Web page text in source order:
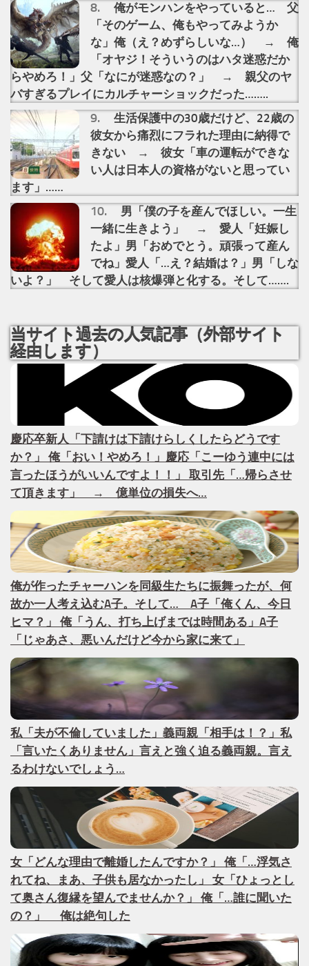
俺がモンハンをやっていると… 父
「そのゲーム、俺もやってみようか
な」俺（え？めずらしいな…） → 俺
「オヤジ！そういうのはハタ迷惑だか
らやめろ！」父「なにが迷惑なの？」 → 親父のヤ
バすぎるプレイにカルチャーショックだった……..
生活保護中の30歳だけど、22歳の
彼女から痛烈にフラれた理由に納得で
きない → 彼女「車の運転ができな
い人は日本人の資格がないと思ってい
ます」……
男「僕の子を産んでほしい。一生
一緒に生きよう」 → 愛人「妊娠し
たよ」男「おめでとう。頑張って産ん
でね」愛人「…え？結婚は？」男「しな
いよ？」 そして愛人は核爆弾と化する。そして…….
当サイト過去の人気記事（外部サイト
経由します）
慶応卒新人「下請けは下請けらしくしたらどうです
か？」 俺「おい！やめろ！」慶応「こーゆう連中には
言ったほうがいいんですよ！！」 取引先「…帰らさせ
て頂きます」 → 億単位の損失へ…
俺が作ったチャーハンを同級生たちに振舞ったが、何
故か一人考え込むA子。そして… A子「俺くん、今日
ヒマ？」 俺「うん、打ち上げまでは時間ある」A子
「じゃあさ、悪いんだけど今から家に来て」
私「夫が不倫していました」義両親「相手は！？」私
「言いたくありません」言えと強く迫る義両親。言え
るわけないでしょう…
女「どんな理由で離婚したんですか？」 俺「…浮気さ
れてね、まあ、子供も居なかったし」 女「ひょっとし
て奥さん復縁を望んでませんか？」 俺「…誰に聞いた
の？」 俺は絶句した